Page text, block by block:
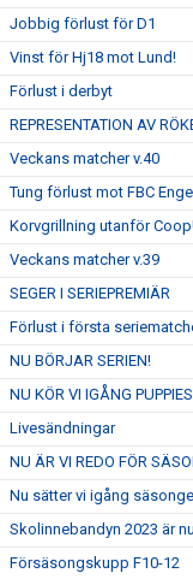
Jobbig förlust för D1
Vinst för Hj18 mot Lund!
Förlust i derbyt
REPRESENTATION AV
Veckans matcher v.40
Tung förlust mot FBC
Korvgrillning utanför
Veckans matcher v.39
SEGER I SERIEPREMIÄR
Förlust i första
NU BÖRJAR SERIEN!
NU KÖR VI IGÅNG
Livesändningar
NU ÄR VI REDO FÖR
Nu sätter vi igång
Skolinnebandyn 2023 är
Försäsongskupp F10-12